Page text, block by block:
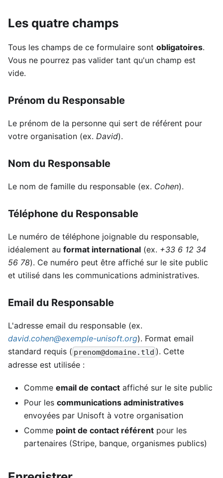
Les quatre champs
Tous les champs de ce formulaire sont obligatoires.
Vous ne pourrez pas valider tant qu'un champ est
vide.
Prénom du Responsable
Le prénom de la personne qui sert de référent pour
votre organisation (ex. David).
Nom du Responsable
Le nom de famille du responsable (ex. Cohen).
Téléphone du Responsable
Le numéro de téléphone joignable du responsable,
idéalement au format international (ex. +33 6 12 34
56 78). Ce numéro peut être affiché sur le site public
et utilisé dans les communications administratives.
Email du Responsable
L'adresse email du responsable (ex.
david.cohen@exemple-unisoft.org). Format email
standard requis ( prenom@domaine.tld ). Cette
adresse est utilisée :
Comme email de contact affiché sur le site public
Pour les communications administratives
envoyées par Unisoft à votre organisation
Comme point de contact référent pour les
partenaires (Stripe, banque, organismes publics)